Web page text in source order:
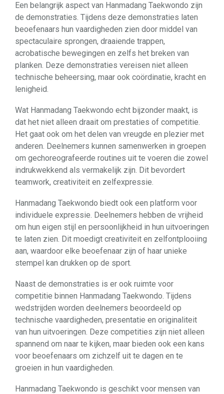
Een belangrijk aspect van Hanmadang Taekwondo zijn
de demonstraties. Tijdens deze demonstraties laten
beoefenaars hun vaardigheden zien door middel van
spectaculaire sprongen, draaiende trappen,
acrobatische bewegingen en zelfs het breken van
planken. Deze demonstraties vereisen niet alleen
technische beheersing, maar ook coördinatie, kracht en
lenigheid.
Wat Hanmadang Taekwondo echt bijzonder maakt, is
dat het niet alleen draait om prestaties of competitie.
Het gaat ook om het delen van vreugde en plezier met
anderen. Deelnemers kunnen samenwerken in groepen
om gechoreografeerde routines uit te voeren die zowel
indrukwekkend als vermakelijk zijn. Dit bevordert
teamwork, creativiteit en zelfexpressie.
Hanmadang Taekwondo biedt ook een platform voor
individuele expressie. Deelnemers hebben de vrijheid
om hun eigen stijl en persoonlijkheid in hun uitvoeringen
te laten zien. Dit moedigt creativiteit en zelfontplooiing
aan, waardoor elke beoefenaar zijn of haar unieke
stempel kan drukken op de sport.
Naast de demonstraties is er ook ruimte voor
competitie binnen Hanmadang Taekwondo. Tijdens
wedstrijden worden deelnemers beoordeeld op
technische vaardigheden, presentatie en originaliteit
van hun uitvoeringen. Deze competities zijn niet alleen
spannend om naar te kijken, maar bieden ook een kans
voor beoefenaars om zichzelf uit te dagen en te
groeien in hun vaardigheden.
Hanmadang Taekwondo is geschikt voor mensen van